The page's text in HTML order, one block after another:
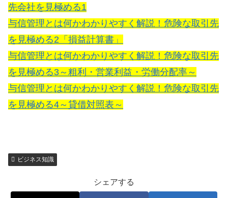
先会社を見極める1
与信管理とは何かわかりやすく解説！危険な取引先
を見極める2「損益計算書」
与信管理とは何かわかりやすく解説！危険な取引先
を見極める3～粗利・営業利益・労働分配率～
与信管理とは何かわかりやすく解説！危険な取引先
を見極める4～貸借対照表～
ビジネス知識
シェアする